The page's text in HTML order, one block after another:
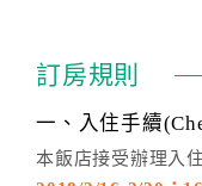
話方式異動訂單。
※非客服時間之申
五、客服時間
訂房規則
一、入住手續
本飯店接受辦理入